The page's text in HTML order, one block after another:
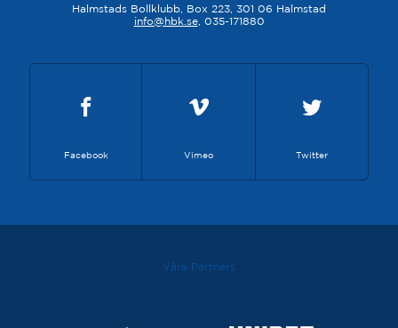
Halmstads Bollklubb, Box 223, 301 06 Halmstad
info@hbk.se, 035-171880
Facebook Vimeo Twitter
Våra Partners